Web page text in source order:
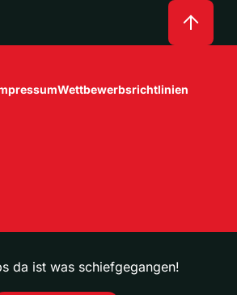
Wettbewerbsrichtlinien
da ist was schiefgegangen!